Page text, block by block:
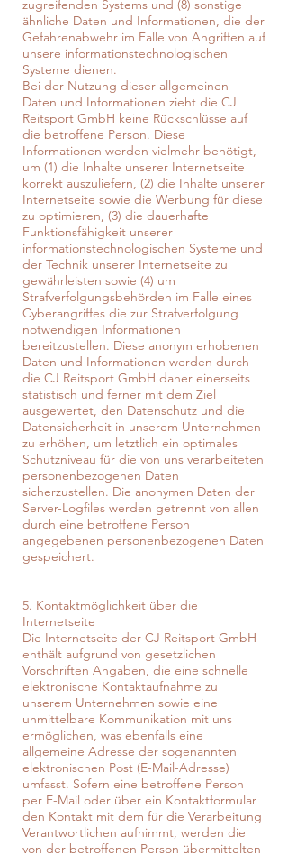
zugreifenden Systems und (8) sonstige
ähnliche Daten und Informationen, die der
Gefahrenabwehr im Falle von Angriffen auf
unsere informationstechnologischen
Systeme dienen.
Bei der Nutzung dieser allgemeinen
Daten und Informationen zieht die CJ
Reitsport GmbH keine Rückschlüsse auf
die betroffene Person. Diese
Informationen werden vielmehr benötigt,
um (1) die Inhalte unserer Internetseite
korrekt auszuliefern, (2) die Inhalte unserer
Internetseite sowie die Werbung für diese
zu optimieren, (3) die dauerhafte
Funktionsfähigkeit unserer
informationstechnologischen Systeme und
der Technik unserer Internetseite zu
gewährleisten sowie (4) um
Strafverfolgungsbehörden im Falle eines
Cyberangriffes die zur Strafverfolgung
notwendigen Informationen
bereitzustellen. Diese anonym erhobenen
Daten und Informationen werden durch
die CJ Reitsport GmbH daher einerseits
statistisch und ferner mit dem Ziel
ausgewertet, den Datenschutz und die
Datensicherheit in unserem Unternehmen
zu erhöhen, um letztlich ein optimales
Schutzniveau für die von uns verarbeiteten
personenbezogenen Daten
sicherzustellen. Die anonymen Daten der
Server-Logfiles werden getrennt von allen
durch eine betroffene Person
angegebenen personenbezogenen Daten
gespeichert.
5. Kontaktmöglichkeit über die
Internetseite
Die Internetseite der CJ Reitsport GmbH
enthält aufgrund von gesetzlichen
Vorschriften Angaben, die eine schnelle
elektronische Kontaktaufnahme zu
unserem Unternehmen sowie eine
unmittelbare Kommunikation mit uns
ermöglichen, was ebenfalls eine
allgemeine Adresse der sogenannten
elektronischen Post (E-Mail-Adresse)
umfasst. Sofern eine betroffene Person
per E-Mail oder über ein Kontaktformular
den Kontakt mit dem für die Verarbeitung
Verantwortlichen aufnimmt, werden die
von der betroffenen Person übermittelten